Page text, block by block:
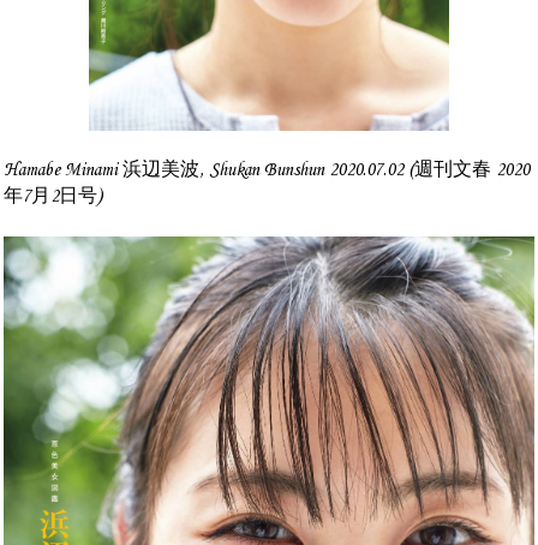
Hamabe Minami 浜辺美波, Shukan Bunshun 2020.07.02 (週刊文春 2020
年7月2日号)